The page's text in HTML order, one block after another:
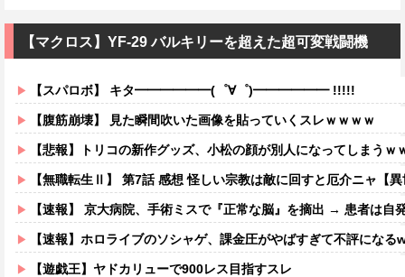
【マクロス】YF-29 バルキリーを超えた超可変戦闘機
【スパロボ】 キタ━━━━━━(゜∀゜)━━━━━━ !!!!!
【腹筋崩壊】 見た瞬間吹いた画像を貼っていくスレｗｗｗｗ
【悲報】トリコの新作グッズ、小松の顔が別人になってしまうｗ
【無職転生Ⅱ】 第7話 感想 怪しい宗教は敵に回すと厄介ニャ【
【速報】 京大病院、手術ミスで『正常な脳』を摘出 → 患者は自
【速報】ホロライブのソシャゲ、課金圧がやばすぎて不評にな
【遊戯王】ヤドカリューで900レス目指すスレ